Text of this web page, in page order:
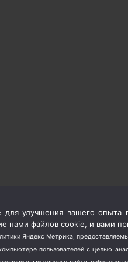
улучшения вашего опыта
нами файлов cookie, и вами
Яндекс Метрика,
пользователей с целью